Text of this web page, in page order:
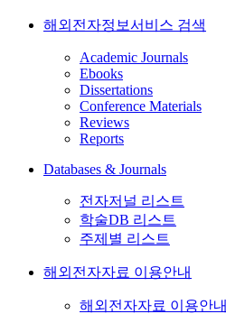
해외전자정보서비스 검색
Academic Journals
Ebooks
Dissertations
Conference Materials
Reviews
Reports
Databases & Journals
전자저널 리스트
학술DB 리스트
주제별 리스트
해외전자자료 이용안내
해외전자자료 이용안내